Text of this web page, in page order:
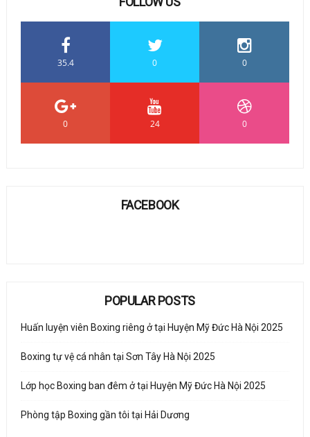
35.4 0 0
0 24 0
FACEBOOK
POPULAR POSTS
Huấn luyện viên Boxing riêng ở tại Huyện Mỹ Đức Hà Nội 2025
Boxing tự vệ cá nhân tại Sơn Tây Hà Nội 2025
Lớp học Boxing ban đêm ở tại Huyện Mỹ Đức Hà Nội 2025
Phòng tập Boxing gần tôi tại Hải Dương